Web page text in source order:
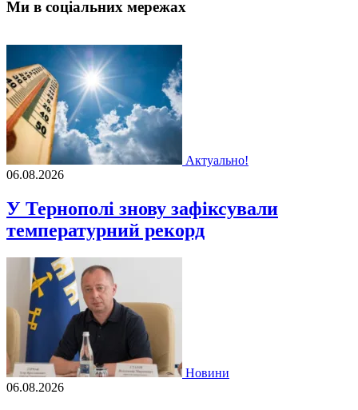
Ми в соціальних мережах
Актуально!
06.08.2026
У Тернополі знову зафіксували
температурний рекорд
Новини
06.08.2026